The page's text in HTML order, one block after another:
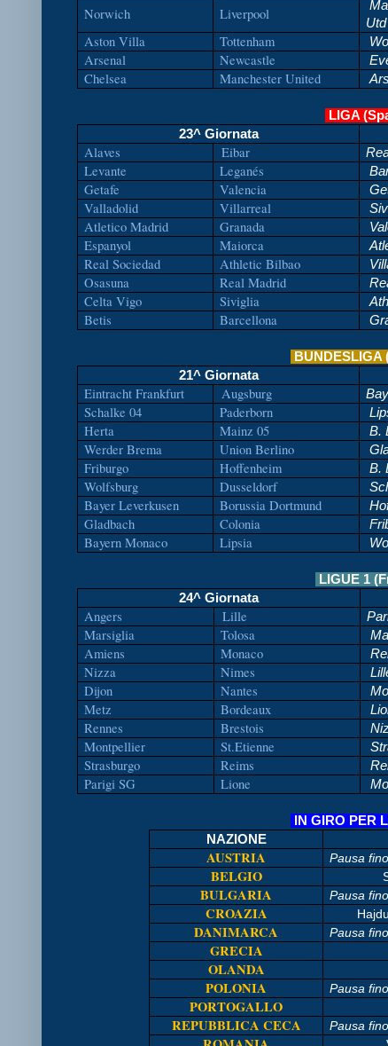
Norwich Liverpool
Utd
Aston Villa Tottenham
Arsenal Newcastle
Chelsea Manchester United
LIGA
23^ Giornata
Alaves Eibar
Levante Leganés
Getafe Valencia
Valladolid Villarreal
Atletico Madrid Granada
Espanyol Maiorca
Real Sociedad Athletic Bilbao
Osasuna Real Madrid
Celta Vigo Siviglia
Betis Barcellona
BUNDESLIGA
21^ Giornata
Eintracht Frankfurt Augsburg
Schalke 04 Paderborn
Herta Mainz 05 B.
Werder Brema Union Berlino
Friburgo Hoffenheim B.
Wolfsburg Dusseldorf
Bayer Leverkusen Borussia Dortmund
Gladbach Colonia
Bayern Monaco Lipsia
LIGUE 1
24^ Giornata
Angers Lille
Marsiglia Tolosa
Amiens Monaco
Nizza Nimes
Dijon Nantes
Metz Bordeaux
Rennes Brestois
Montpellier St.Etienne
Strasburgo Reims
Parigi SG Lione
IN GIRO PER
NAZIONE
AUSTRIA Pausa
BELGIO
BULGARIA Pausa
CROAZIA
DANIMARCA Pausa
GRECIA
OLANDA
POLONIA Pausa
PORTOGALLO
REPUBBLICA CECA Pausa